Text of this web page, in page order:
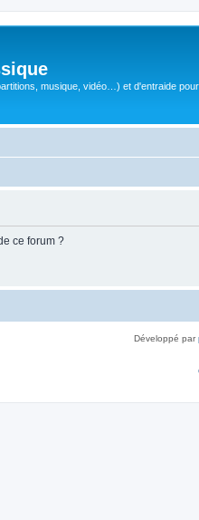
musique, vidéo…) et d'entraide
ce forum ?
Développé par